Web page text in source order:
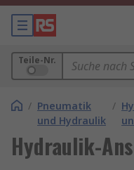
Teile-Nr.
/ Pneumatik
und Hydraulik
/
Hydraulik-